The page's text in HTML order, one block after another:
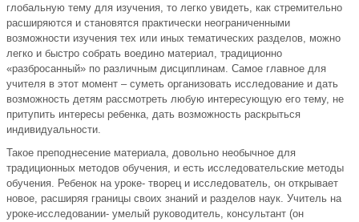
глобальную тему для изучения, то легко увидеть, как стремительно
расширяются и становятся практически неограниченными
возможности изучения тех или иных тематических разделов, можно
легко и быстро собрать воедино материал, традиционно
«разбросанный» по различным дисциплинам. Самое главное для
учителя в этот момент – суметь организовать исследование и дать
возможность детям рассмотреть любую интересующую его тему, не
притупить интересы ребенка, дать возможность раскрыться
индивидуальности.
Такое преподнесение материала, довольно необычное для
традиционных методов обучения, и есть исследовательские методы
обучения. Ребенок на уроке- творец и исследователь, он открывает
новое, расширяя границы своих знаний и разделов наук. Учитель на
уроке-исследовании- умелый руководитель, консультант (он